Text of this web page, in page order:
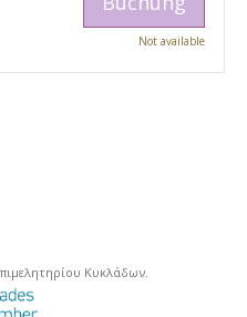
Not available
Κυκλάδων.